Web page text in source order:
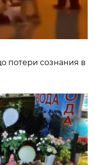
потери сознания в